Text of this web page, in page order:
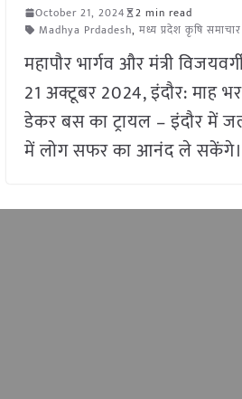
October 21, 2024
2 min read
Madhya Prdadesh, मध्य प्रदेश कृषि समाचार
महापौर भार्गव और मंत्री
21 अक्टूबर 2024, इंदौर: माह
डेकर बस का ट्रायल – इंदौर में
में लोग सफर का आनंद ले सकेंगे।